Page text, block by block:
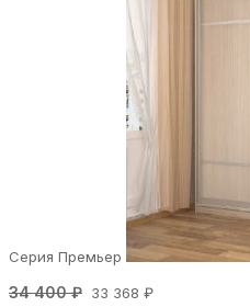
Серия Премьер
34 400 ₽ 33 368 ₽